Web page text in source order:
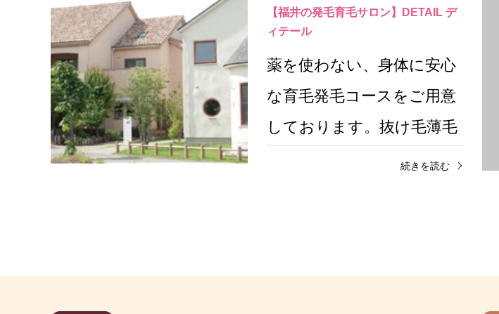
【福井の発毛育毛サロン】DETAIL デ
ィテール
薬を使わない、身体に安心
な育毛発毛コースをご用意
しております。抜け毛薄毛
でお悩みの方、髪全体のボ
続きを読む